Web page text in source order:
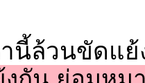
นี้ล้วนขัดแ